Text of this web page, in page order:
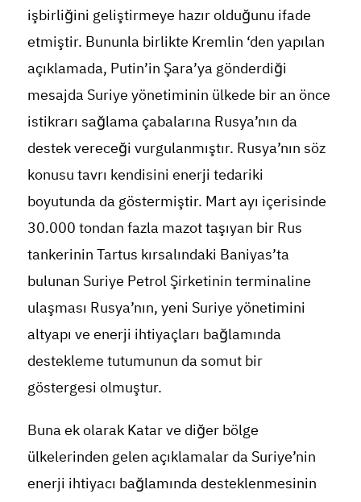
işbirliğini geliştirmeye hazır olduğunu ifade
etmiştir. Bununla birlikte Kremlin ‘den yapılan
açıklamada, Putin’in Şara’ya gönderdiği
mesajda Suriye yönetiminin ülkede bir an önce
istikrarı sağlama çabalarına Rusya’nın da
destek vereceği vurgulanmıştır. Rusya’nın söz
konusu tavrı kendisini enerji tedariki
boyutunda da göstermiştir. Mart ayı içerisinde
30.000 tondan fazla mazot taşıyan bir Rus
tankerinin Tartus kırsalındaki Baniyas’ta
bulunan Suriye Petrol Şirketinin terminaline
ulaşması Rusya’nın, yeni Suriye yönetimini
altyapı ve enerji ihtiyaçları bağlamında
destekleme tutumunun da somut bir
göstergesi olmuştur.
Buna ek olarak Katar ve diğer bölge
ülkelerinden gelen açıklamalar da Suriye’nin
enerji ihtiyacı bağlamında desteklenmesinin